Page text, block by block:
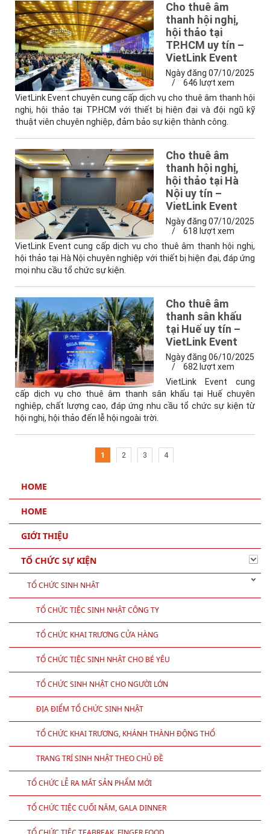
Cho thuê âm
thanh hội nghị,
hội thảo tại
TP.HCM uy tín –
VietLink Event
Ngày đăng 07/10/2025
/
646 lượt xem
VietLink Event chuyên cung cấp dịch vụ cho thuê âm thanh hội
nghị, hội thảo tại TP.HCM với thiết bị hiện đại và đội ngũ kỹ
thuật viên chuyên nghiệp, đảm bảo sự kiện thành công.
Cho thuê âm
thanh hội nghị,
hội thảo tại Hà
Nội uy tín –
VietLink Event
Ngày đăng 07/10/2025
/
618 lượt xem
VietLink Event cung cấp dịch vụ cho thuê âm thanh hội nghị,
hội thảo tại Hà Nội chuyên nghiệp với thiết bị hiện đại, đáp ứng
mọi nhu cầu tổ chức sự kiện.
Cho thuê âm
thanh sân khấu
tại Huế uy tín –
VietLink Event
Ngày đăng 06/10/2025
/
682 lượt xem
VietLink Event cung
cấp dịch vụ cho thuê âm thanh sân khấu tại Huế chuyên
nghiệp, chất lượng cao, đáp ứng nhu cầu tổ chức sự kiện từ
hội nghị, hội thảo đến lễ hội ngoài trời.
1 2 3 4
HOME
HOME
GIỚI THIỆU
TỔ CHỨC SỰ KIỆN
TỔ CHỨC SINH NHẬT
TỔ CHỨC TIỆC SINH NHẬT CÔNG TY
TỔ CHỨC KHAI TRƯƠNG CỬA HÀNG
TỔ CHỨC TIỆC SINH NHẬT CHO BÉ YÊU
TỔ CHỨC SINH NHẬT CHO NGƯỜI LỚN
ĐỊA ĐIỂM TỔ CHỨC SINH NHẬT
TỔ CHỨC KHAI TRƯƠNG, KHÁNH THÀNH ĐỘNG THỔ
TRANG TRÍ SINH NHẬT THEO CHỦ ĐỀ
TỔ CHỨC LỄ RA MẮT SẢN PHẨM MỚI
TỔ CHỨC TIỆC CUỐI NĂM, GALA DINNER